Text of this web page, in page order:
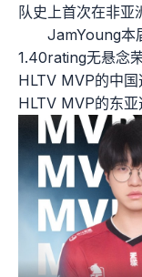
队史上首次在非亚
JamYoung本
1.40rating无悬念
HLTV MVP的中
HLTV MVP的东亚